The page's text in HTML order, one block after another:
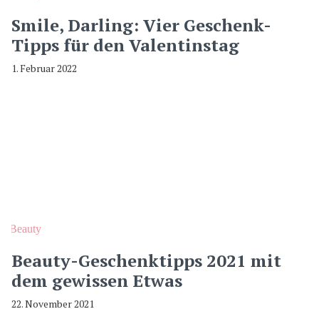
Smile, Darling: Vier Geschenk-
Tipps für den Valentinstag
1. Februar 2022
Beauty
Beauty-Geschenktipps 2021 mit
dem gewissen Etwas
22. November 2021